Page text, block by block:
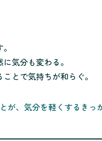
気分も変わる。
とで気持ちが和らぐ。
、気分を軽くするきっ